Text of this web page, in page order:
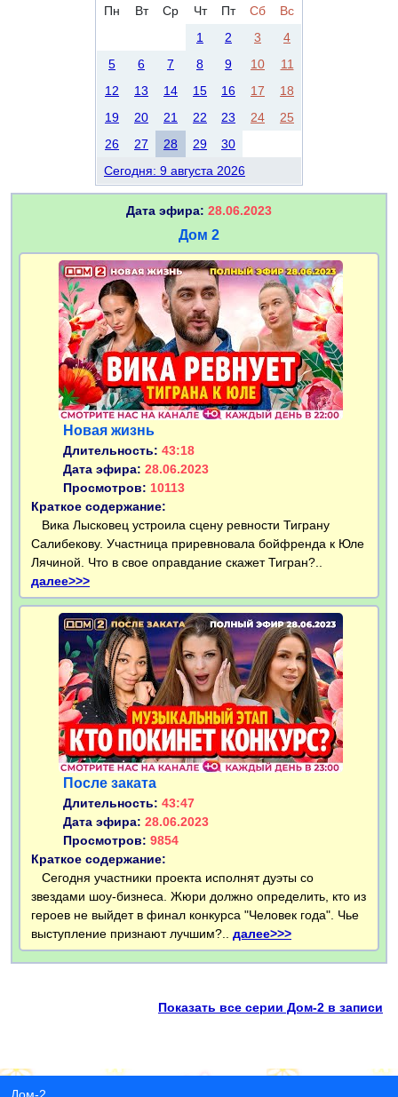
Пн
Вт Ср Чт Пт Сб
Вс
1
2 3
4
5
6 7 8 9 10
11
12
13 14 15 16 17
18
19
20 21 22 23 24
25
26
27 28 29
30
Сегодня: 9 августа 2026
Дата эфира: 28.06.2023
Дом 2
Новая жизнь
Длительность: 43:18
Дата эфира: 28.06.2023
Просмотров: 10113
Краткое содержание:
Вика Лысковец устроила сцену ревности Тиграну
Салибекову. Участница приревновала бойфренда к Юле
Лячиной. Что в свое оправдание скажет Тигран?..
далее>>>
После заката
Длительность: 43:47
Дата эфира: 28.06.2023
Просмотров: 9854
Краткое содержание:
Сегодня участники проекта исполнят дуэты со
звездами шоу-бизнеса. Жюри должно определить, кто из
героев не выйдет в финал конкурса "Человек года". Чье
выступление признают лучшим?.. далее>>>
Показать все серии Дом-2 в записи